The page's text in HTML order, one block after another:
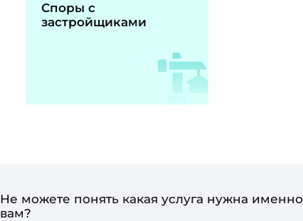
Споры с
застройщиками
Не можете понять какая услуга нужна именно
вам?